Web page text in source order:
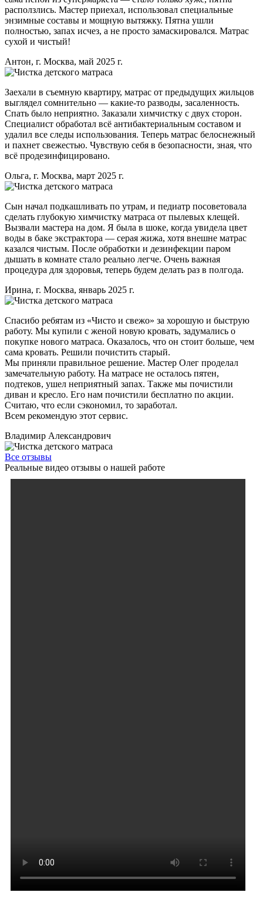
расползлись. Мастер приехал, использовал специальные
энзимные составы и мощную вытяжку. Пятна ушли
полностью, запах исчез, а не просто замаскировался. Матрас
сухой и чистый!
Антон, г. Москва, май 2025 г.
Заехали в съемную квартиру, матрас от предыдущих жильцов
выглядел сомнительно — какие-то разводы, засаленность.
Спать было неприятно. Заказали химчистку с двух сторон.
Специалист обработал всё антибактериальным составом и
удалил все следы использования. Теперь матрас белоснежный
и пахнет свежестью. Чувствую себя в безопасности, зная, что
всё продезинфицировано.
Ольга, г. Москва, март 2025 г.
Сын начал подкашливать по утрам, и педиатр посоветовала
сделать глубокую химчистку матраса от пылевых клещей.
Вызвали мастера на дом. Я была в шоке, когда увидела цвет
воды в баке экстрактора — серая жижа, хотя внешне матрас
казался чистым. После обработки и дезинфекции паром
дышать в комнате стало реально легче. Очень важная
процедура для здоровья, теперь будем делать раз в полгода.
Ирина, г. Москва, январь 2025 г.
Спасибо ребятам из «Чисто и свежо» за хорошую и быструю
работу. Мы купили с женой новую кровать, задумались о
покупке нового матраса. Оказалось, что он стоит больше, чем
сама кровать. Решили почистить старый.
Мы приняли правильное решение. Мастер Олег проделал
замечательную работу. На матрасе не осталось пятен,
подтеков, ушел неприятный запах. Также мы почистили
диван и кресло. Его нам почистили бесплатно по акции.
Считаю, что если сэкономил, то заработал.
Всем рекомендую этот сервис.
Владимир Александрович
Все отзывы
Реальные видео отзывы о нашей работе